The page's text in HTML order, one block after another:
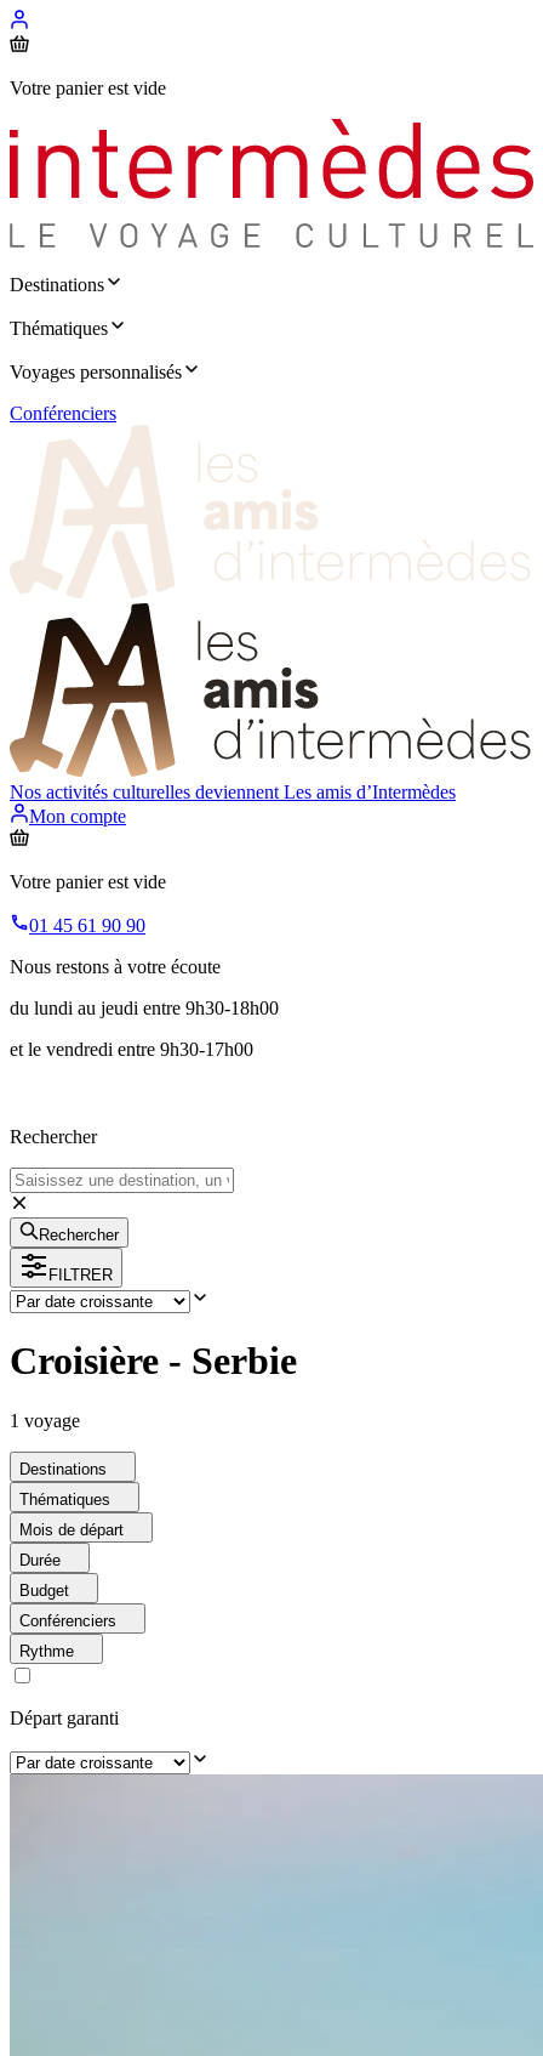
Votre panier est vide
Destinations
Thématiques
Voyages personnalisés
Conférenciers
Nos activités culturelles deviennent Les amis d’Intermèdes
Mon compte
Votre panier est vide
01 45 61 90 90
Nous restons à votre écoute
du lundi au jeudi entre 9h30-18h00
et le vendredi entre 9h30-17h00
Rechercher
Rechercher
FILTRER
Croisière - Serbie
1 voyage
Destinations
Thématiques
Mois de départ
Durée
Budget
Conférenciers
Rythme
Départ garanti